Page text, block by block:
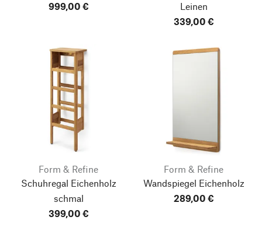
999,00 €
Leinen
339,00 €
Form & Refine
Schuhregal Eichenholz
schmal
399,00 €
Form & Refine
Wandspiegel Eichenholz
289,00 €